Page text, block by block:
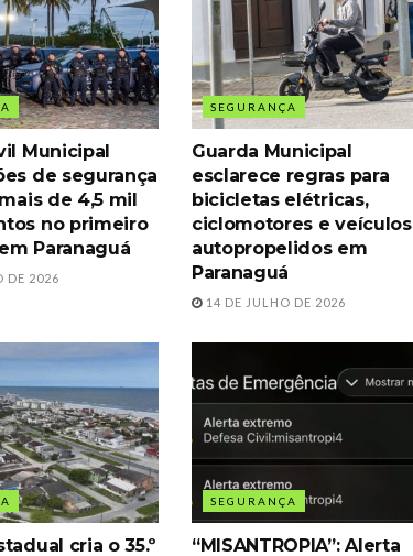
Municipal
de segurança
de 4,5 mil
no primeiro
Paranaguá
DE 2026
SEGURANÇA
Guarda Municipal
esclarece regras para
bicicletas elétricas,
ciclomotores e veículos
autopropelidos em
Paranaguá
14 DE JULHO DE 2026
cria o 35.º
SEGURANÇA
“MISANTROPIA”: Alerta